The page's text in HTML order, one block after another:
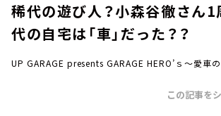
稀代の遊び人？小森谷徹さん1
代の自宅は「車」だった？？
UP GARAGE presents GARAGE HERO’ｓ～愛車
この記事を